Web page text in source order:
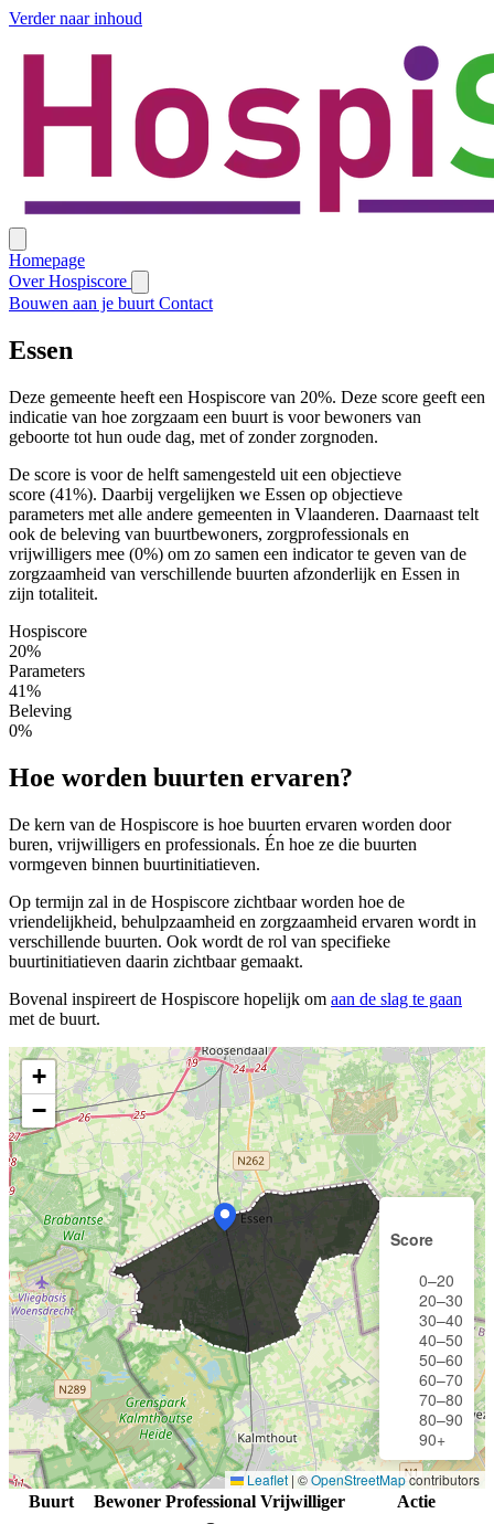
Verder naar inhoud
Homepage
Over Hospiscore
Bouwen aan je buurt Contact
Essen
Deze gemeente heeft een Hospiscore van 20%. Deze score geeft een
indicatie van hoe zorgzaam een buurt is voor bewoners van
geboorte tot hun oude dag, met of zonder zorgnoden.
De score is voor de helft samengesteld uit een objectieve
score (41%). Daarbij vergelijken we Essen op objectieve
parameters met alle andere gemeenten in Vlaanderen. Daarnaast telt
ook de beleving van buurtbewoners, zorgprofessionals en
vrijwilligers mee (0%) om zo samen een indicator te geven van de
zorgzaamheid van verschillende buurten afzonderlijk en Essen in
zijn totaliteit.
Hospiscore
20%
Parameters
41%
Beleving
0%
Hoe worden buurten ervaren?
De kern van de Hospiscore is hoe buurten ervaren worden door
buren, vrijwilligers en professionals. Én hoe ze die buurten
vormgeven binnen buurtinitiatieven.
Op termijn zal in de Hospiscore zichtbaar worden hoe de
vriendelijkheid, behulpzaamheid en zorgzaamheid ervaren wordt in
verschillende buurten. Ook wordt de rol van specifieke
buurtinitiatieven daarin zichtbaar gemaakt.
Bovenal inspireert de Hospiscore hopelijk om aan de slag te gaan
met de buurt.
+
−
Score
0–20
20–30
30–40
40–50
50–60
60–70
70–80
80–90
90+
Leaflet | ©OpenStreetMapcontributors
Buurt
Bewoner Professional Vrijwilliger Actie